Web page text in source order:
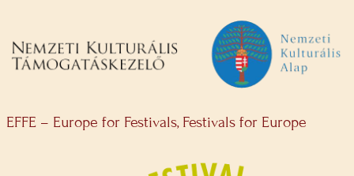
EFFE – Europe for Festivals, Festivals for Europe